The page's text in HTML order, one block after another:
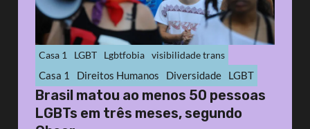
Casa 1 LGBT Lgbtfobia visibilidade trans
Casa 1 Direitos Humanos Diversidade LGBT
Brasil matou ao menos 50 pessoas
LGBTs em três meses, segundo